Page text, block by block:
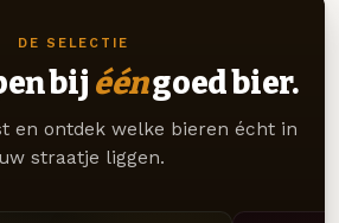
DE SELECTIE
bij ééngoed bier.
en ontdek welke bieren écht in
straatje liggen.